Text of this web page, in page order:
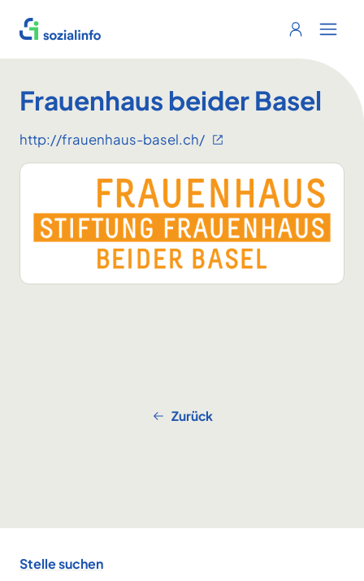
Sozialinfo
Login
Frauenhaus beider Basel
http://frauenhaus-basel.ch/
Zurück
Stelle suchen